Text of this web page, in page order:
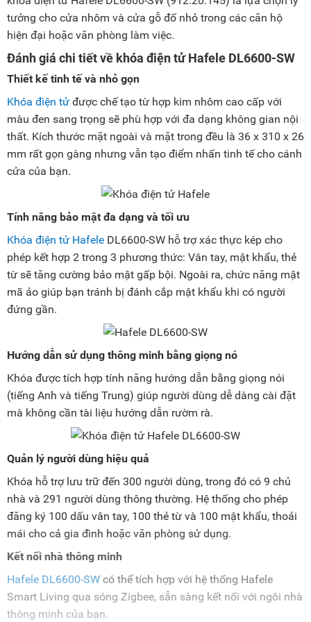
tưởng cho cửa nhôm và cửa gỗ đố nhỏ trong các căn hộ
hiện đại hoặc văn phòng làm việc.
Đánh giá chi tiết về khóa điện tử Hafele DL6600-SW
Thiết kế tinh tế và nhỏ gọn
Khóa điện tử được chế tạo từ hợp kim nhôm cao cấp với
màu đen sang trọng sẽ phù hợp với đa dạng không gian nội
thất. Kích thước mặt ngoài và mặt trong đều là 36 x 310 x 26
mm rất gọn gàng nhưng vẫn tạo điểm nhấn tinh tế cho cánh
cửa của bạn.
Tính năng bảo mật đa dạng và tối ưu
Khóa điện tử Hafele DL6600-SW hỗ trợ xác thực kép cho
phép kết hợp 2 trong 3 phương thức: Vân tay, mật khẩu, thẻ
từ sẽ tăng cường bảo mật gấp bội. Ngoài ra, chức năng mật
mã ảo giúp bạn tránh bị đánh cắp mật khẩu khi có người
đứng gần.
Hướng dẫn sử dụng thông minh bằng giọng nó
Khóa được tích hợp tính năng hướng dẫn bằng giọng nói
(tiếng Anh và tiếng Trung) giúp người dùng dễ dàng cài đặt
mà không cần tài liệu hướng dẫn rườm rà.
Quản lý người dùng hiệu quả
Khóa hỗ trợ lưu trữ đến 300 người dùng, trong đó có 9 chủ
nhà và 291 người dùng thông thường. Hệ thống cho phép
đăng ký 100 dấu vân tay, 100 thẻ từ và 100 mật khẩu, thoải
mái cho cả gia đình hoặc văn phòng sử dụng.
Kết nối nhà thông minh
Hafele DL6600-SW có thể tích hợp với hệ thống Hafele
Smart Living qua sóng Zigbee, sẵn sàng kết nối với ngôi nhà
thông minh của bạn.